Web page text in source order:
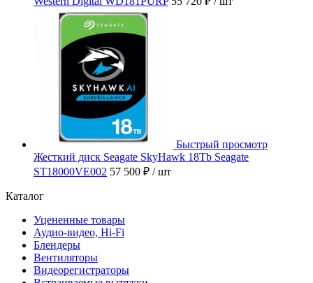
Быстрый просмотр
Жесткий диск Seagate SkyHawk 18Tb Seagate
ST18000VE002 57 500 ₽ / шт
Каталог
Уцененные товары
Аудио-видео, Hi-Fi
Блендеры
Вентиляторы
Видеорегистраторы